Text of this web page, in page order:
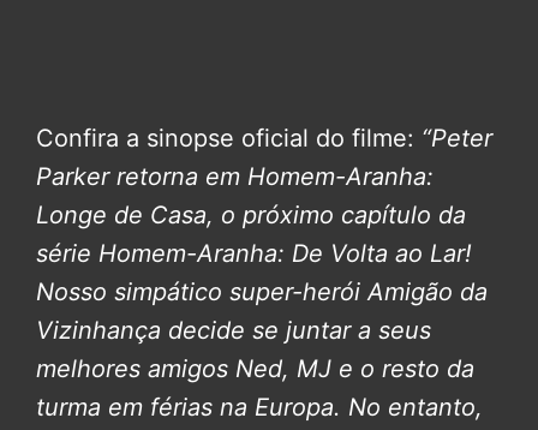
Confira a sinopse oficial do filme: “Peter
Parker retorna em Homem-Aranha:
Longe de Casa, o próximo capítulo da
série Homem-Aranha: De Volta ao Lar!
Nosso simpático super-herói Amigão da
Vizinhança decide se juntar a seus
melhores amigos Ned, MJ e o resto da
turma em férias na Europa. No entanto,